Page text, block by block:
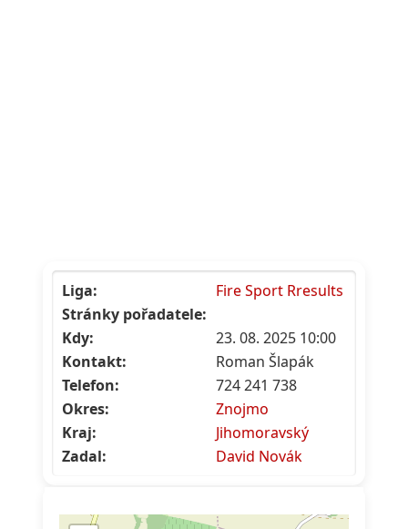
Liga:
Fire Sport Rresults
Stránky pořadatele:
Kdy:
23. 08. 2025 10:00
Kontakt:
Roman Šlapák
Telefon:
724 241 738
Okres:
Znojmo
Kraj:
Jihomoravský
Zadal:
David Novák